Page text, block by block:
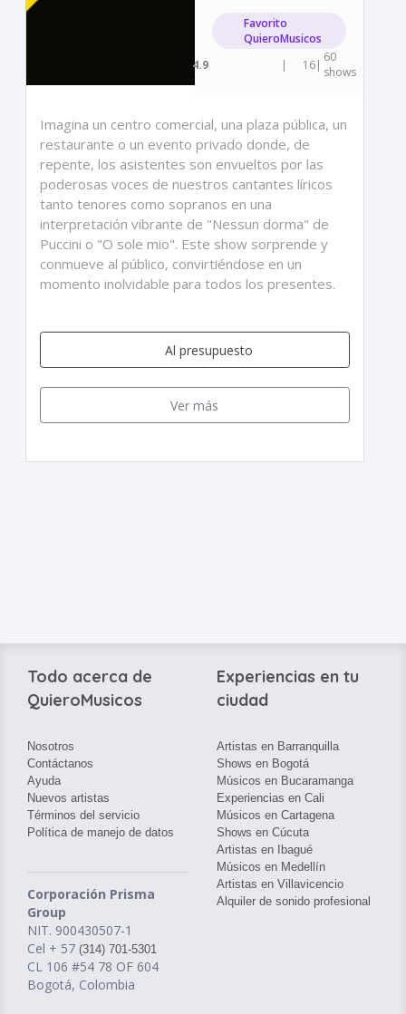
Favorito
QuieroMusicos
4.9
| 16| 60
shows
Imagina un centro comercial, una plaza pública, un
restaurante o un evento privado donde, de
repente, los asistentes son envueltos por las
poderosas voces de nuestros cantantes líricos
tanto tenores como sopranos en una
interpretación vibrante de "Nessun dorma" de
Puccini o "O sole mio". Este show sorprende y
conmueve al público, convirtiéndose en un
momento inolvidable para todos los presentes.
Al presupuesto
Ver más
Todo acerca de
QuieroMusicos
Nosotros
Contáctanos
Ayuda
Nuevos artistas
Términos del servicio
Política de manejo de datos
Corporación Prisma
Group
NIT. 900430507-1
Cel + 57 (314) 701-5301
CL 106 #54 78 OF 604
Bogotá, Colombia
Experiencias en tu
ciudad
Artistas en Barranquilla
Shows en Bogotá
Músicos en Bucaramanga
Experiencias en Cali
Músicos en Cartagena
Shows en Cúcuta
Artistas en Ibagué
Músicos en Medellín
Artistas en Villavicencio
Alquiler de sonido profesional